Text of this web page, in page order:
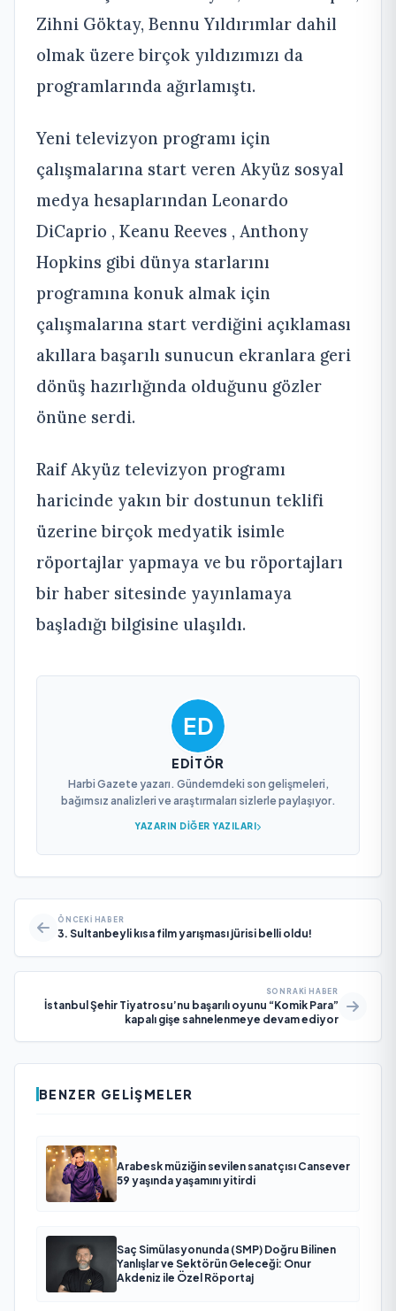
Zihni Göktay, Bennu Yıldırımlar dahil
olmak üzere birçok yıldızımızı da
programlarında ağırlamıştı.
Yeni televizyon programı için
çalışmalarına start veren Akyüz sosyal
medya hesaplarından Leonardo
DiCaprio , Keanu Reeves , Anthony
Hopkins gibi dünya starlarını
programına konuk almak için
çalışmalarına start verdiğini açıklaması
akıllara başarılı sunucun ekranlara geri
dönüş hazırlığında olduğunu gözler
önüne serdi.
Raif Akyüz televizyon programı
haricinde yakın bir dostunun teklifi
üzerine birçok medyatik isimle
röportajlar yapmaya ve bu röportajları
bir haber sitesinde yayınlamaya
başladığı bilgisine ulaşıldı.
EDITÖR
Harbi Gazete yazarı. Gündemdeki son gelişmeleri,
bağımsız analizleri ve araştırmaları sizlerle paylaşıyor.
YAZARIN DIĞER YAZILARI
ÖNCEKI HABER
3. Sultanbeyli kısa film yarışması jürisi belli oldu!
SONRAKI HABER
İstanbul Şehir Tiyatrosu’nu başarılı oyunu “Komik Para”
kapalı gişe sahnelenmeye devam ediyor
BENZER GELIŞMELER
Arabesk müziğin sevilen sanatçısı Cansever
59 yaşında yaşamını yitirdi
Saç Simülasyonunda (SMP) Doğru Bilinen
Yanlışlar ve Sektörün Geleceği: Onur
Akdeniz ile Özel Röportaj